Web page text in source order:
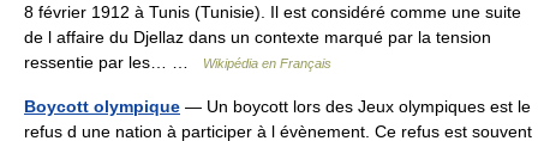
8 février 1912 à Tunis (Tunisie). Il est considéré comme une suite
de l affaire du Djellaz dans un contexte marqué par la tension
ressentie par les… …
Wikipédia en Français
Boycott olympique — Un boycott lors des Jeux olympiques est le
refus d une nation à participer à l évènement. Ce refus est souvent